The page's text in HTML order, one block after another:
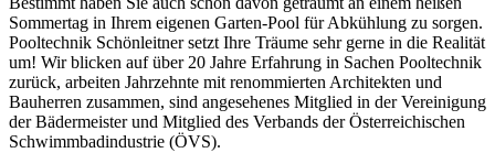
Sommertag in Ihrem eigenen Garten-Pool für Abkühlung zu sorgen.
Pooltechnik Schönleitner setzt Ihre Träume sehr gerne in die Realität
um! Wir blicken auf über 20 Jahre Erfahrung in Sachen Pooltechnik
zurück, arbeiten Jahrzehnte mit renommierten Architekten und
Bauherren zusammen, sind angesehenes Mitglied in der Vereinigung
der Bädermeister und Mitglied des Verbands der Österreichischen
Schwimmbadindustrie (ÖVS).